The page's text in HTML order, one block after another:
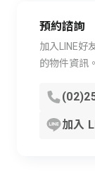
預約諮詢
加入LINE好
的物件資訊。
加入